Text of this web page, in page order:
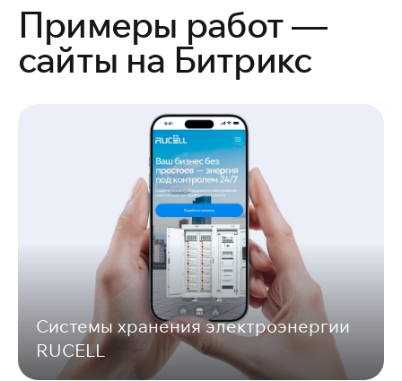
Примеры работ —
сайты на Битрикс
Системы хранения электроэнергии
RUCELL